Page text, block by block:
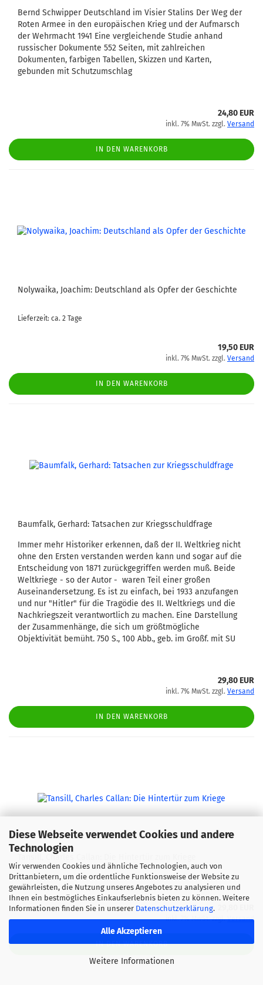
Diese Webseite verwendet Cookies und andere
Technologien
Wir verwenden Cookies und ähnliche Technologien, auch von
Drittanbietern, um die ordentliche Funktionsweise der Website zu
gewährleisten, die Nutzung unseres Angebotes zu analysieren und
Ihnen ein bestmögliches Einkaufserlebnis bieten zu können. Weitere
Informationen finden Sie in unserer Datenschutzerklärung.
Alle Akzeptieren
Weitere Informationen
Bernd Schwipper Deutschland im Visier Stalins Der Weg der
Roten Armee in den europäischen Krieg und der Aufmarsch
der Wehrmacht 1941 Eine vergleichende Studie anhand
russischer Dokumente 552 Seiten, mit zahlreichen
Dokumenten, farbigen Tabellen, Skizzen und Karten,
gebunden mit Schutzumschlag
24,80 EUR
inkl. 7% MwSt. zzgl. Versand
IN DEN WARENKORB
Nolywaika, Joachim: Deutschland als Opfer der Geschichte
Lieferzeit: ca. 2 Tage
19,50 EUR
inkl. 7% MwSt. zzgl. Versand
IN DEN WARENKORB
Baumfalk, Gerhard: Tatsachen zur Kriegsschuldfrage
Immer mehr Historiker erkennen, daß der II. Weltkrieg nicht
ohne den Ersten verstanden werden kann und sogar auf die
Entscheidung von 1871 zurückgegriffen werden muß. Beide
Weltkriege - so der Autor - waren Teil einer großen
Auseinandersetzung. Es ist zu einfach, bei 1933 anzufangen
und nur "Hitler" für die Tragödie des II. Weltkriegs und die
Nachkriegszeit verantwortlich zu machen. Eine Darstellung
der Zusammenhänge, die sich um größtmögliche
Objektivität bemüht. 750 S., 100 Abb., geb. im Großf. mit SU
29,80 EUR
inkl. 7% MwSt. zzgl. Versand
IN DEN WARENKORB
Tansill, Charles Callan: Die Hintertür zum Kriege
inkl. 7% MwSt. zzgl.Versand
IN DEN WARENKORB